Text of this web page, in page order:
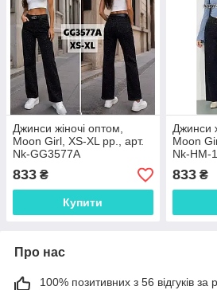
Джинси жіночі оптом,
Moon Girl, XS-XL рр., арт.
Nk-GG3577A
833 ₴
Купити
Джинси
Moon
Nk-НМ-
833₴
Про нас
100% позитивних з 56 відгуків за